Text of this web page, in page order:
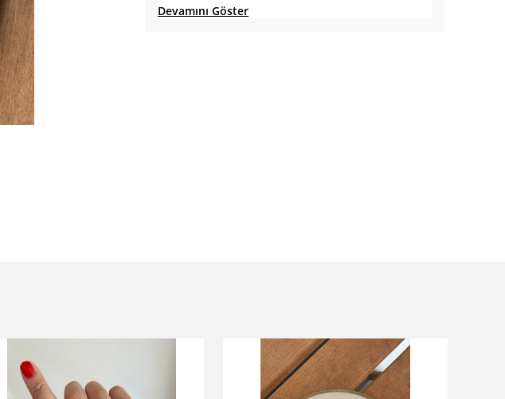
Devamını Göster